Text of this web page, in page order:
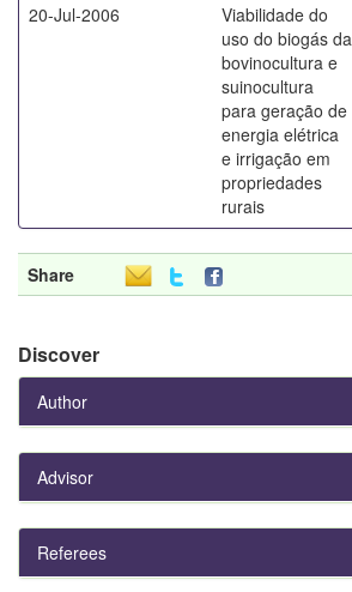
20-Jul-2006
Viabilidade do
uso do biogás da
bovinocultura e
suinocultura
para geração de
energia elétrica
e irrigação em
propriedades
rurais
Share
Discover
Author
Advisor
Referees